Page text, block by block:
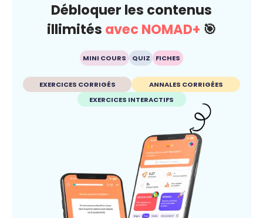
Débloquer les contenus
illimités avec NOMAD+ 🎯
MINI COURS QUIZ FICHES
EXERCICES CORRIGÉS
ANNALES CORRIGÉES
EXERCICES INTERACTIFS